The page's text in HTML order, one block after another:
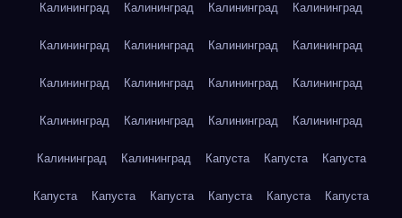
Калининград Калининград Калининград Калининград
Калининград Калининград Калининград Калининград
Калининград Калининград Калининград Калининград
Калининград Калининград Калининград Калининград
Калининград Калининград Капуста Капуста Капуста
Капуста Капуста Капуста Капуста Капуста Капуста